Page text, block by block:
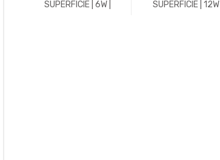
SUPERFICIE | 6W |
SUPERFICIE | 12W |